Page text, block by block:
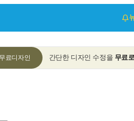
무료디자인 간단한 디자인 수정을 무료